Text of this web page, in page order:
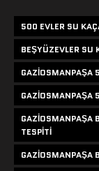
500 EVLER SU
BEŞYÜZEVLER SU
GAZIOSMANPAŞA
GAZIOSMANPAŞA
GAZIOSMANPAŞA
TESPITI
GAZIOSMANPAŞA